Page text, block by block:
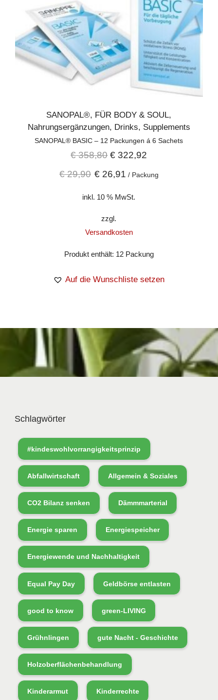
SANOPAL®, FÜR BODY & SOUL,
Nahrungsergänzungen, Drinks, Supplements
SANOPAL® BASIC – 12 Packungen á 6 Sachets
€358,80 € 322,92
€29,90 €26,91 / Packung
inkl. 10 % MwSt.
zzgl.
Versandkosten
Produkt enthält: 12 Packung
Auf die Wunschliste setzen
Schlagwörter
#kindeswohlvorrangigkeitsprinzip
Abfallwirtschaft Allgemein & Soziales
CO2 Bilanz senken Dämmmarterial
Energie sparen Energiespeicher
Energiewende und Nachhaltigkeit
Equal Pay Day Geldbörse entlasten
good to know green-LIVING
Grühnlingen gute Nacht - Geschichte
Holzoberflächenbehandlung
Kinderarmut Kinderrechte